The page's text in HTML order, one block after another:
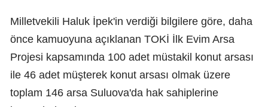
Milletvekili Haluk İpek'in verdiği bilgilere göre, daha
önce kamuoyuna açıklanan TOKİ İlk Evim Arsa
Projesi kapsamında 100 adet müstakil konut arsası
ile 46 adet müşterek konut arsası olmak üzere
toplam 146 arsa Suluova'da hak sahiplerine